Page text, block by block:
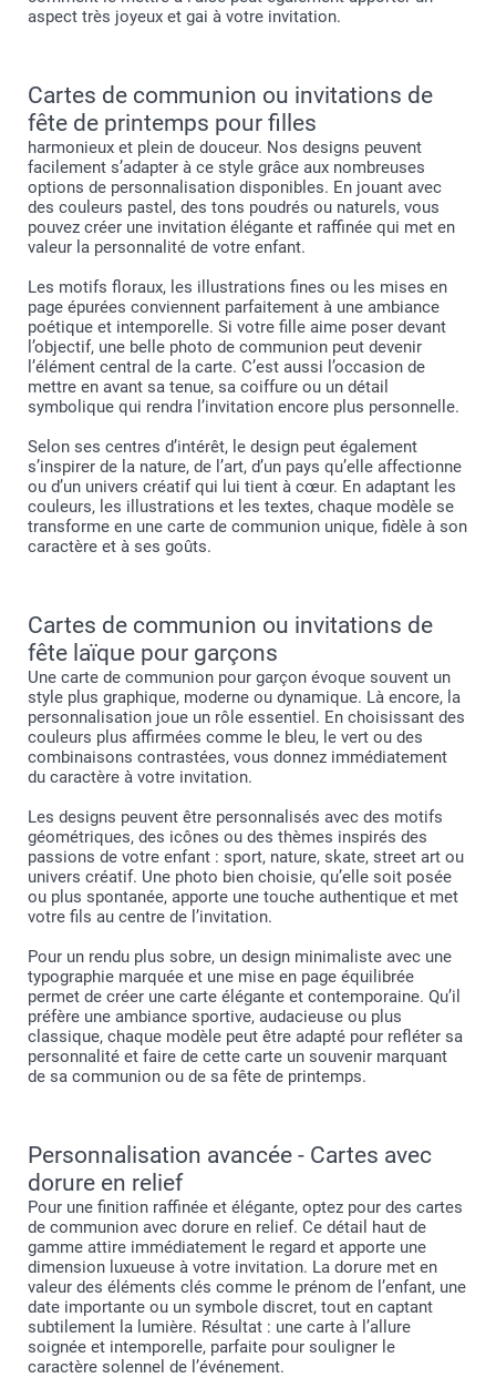
aspect très joyeux et gai à votre invitation.
Cartes de communion ou invitations de
fête de printemps pour filles
harmonieux et plein de douceur. Nos designs peuvent
facilement s’adapter à ce style grâce aux nombreuses
options de personnalisation disponibles. En jouant avec
des couleurs pastel, des tons poudrés ou naturels, vous
pouvez créer une invitation élégante et raffinée qui met en
valeur la personnalité de votre enfant.
Les motifs floraux, les illustrations fines ou les mises en
page épurées conviennent parfaitement à une ambiance
poétique et intemporelle. Si votre fille aime poser devant
l’objectif, une belle photo de communion peut devenir
l’élément central de la carte. C’est aussi l’occasion de
mettre en avant sa tenue, sa coiffure ou un détail
symbolique qui rendra l’invitation encore plus personnelle.
Selon ses centres d’intérêt, le design peut également
s’inspirer de la nature, de l’art, d’un pays qu’elle affectionne
ou d’un univers créatif qui lui tient à cœur. En adaptant les
couleurs, les illustrations et les textes, chaque modèle se
transforme en une carte de communion unique, fidèle à son
caractère et à ses goûts.
Cartes de communion ou invitations de
fête laïque pour garçons
Une carte de communion pour garçon évoque souvent un
style plus graphique, moderne ou dynamique. Là encore, la
personnalisation joue un rôle essentiel. En choisissant des
couleurs plus affirmées comme le bleu, le vert ou des
combinaisons contrastées, vous donnez immédiatement
du caractère à votre invitation.
Les designs peuvent être personnalisés avec des motifs
géométriques, des icônes ou des thèmes inspirés des
passions de votre enfant : sport, nature, skate, street art ou
univers créatif. Une photo bien choisie, qu’elle soit posée
ou plus spontanée, apporte une touche authentique et met
votre fils au centre de l’invitation.
Pour un rendu plus sobre, un design minimaliste avec une
typographie marquée et une mise en page équilibrée
permet de créer une carte élégante et contemporaine. Qu’il
préfère une ambiance sportive, audacieuse ou plus
classique, chaque modèle peut être adapté pour refléter sa
personnalité et faire de cette carte un souvenir marquant
de sa communion ou de sa fête de printemps.
Personnalisation avancée - Cartes avec
dorure en relief
Pour une finition raffinée et élégante, optez pour des cartes
de communion avec dorure en relief. Ce détail haut de
gamme attire immédiatement le regard et apporte une
dimension luxueuse à votre invitation. La dorure met en
valeur des éléments clés comme le prénom de l’enfant, une
date importante ou un symbole discret, tout en captant
subtilement la lumière. Résultat : une carte à l’allure
soignée et intemporelle, parfaite pour souligner le
caractère solennel de l’événement.